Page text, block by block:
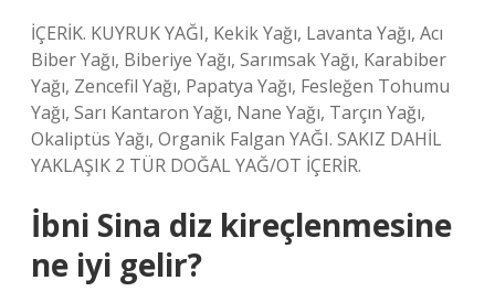
İÇERİK. KUYRUK YAĞI, Kekik Yağı, Lavanta Yağı, Acı
Biber Yağı, Biberiye Yağı, Sarımsak Yağı, Karabiber
Yağı, Zencefil Yağı, Papatya Yağı, Fesleğen Tohumu
Yağı, Sarı Kantaron Yağı, Nane Yağı, Tarçın Yağı,
Okaliptüs Yağı, Organik Falgan YAĞI. SAKIZ DAHİL
YAKLAŞIK 2 TÜR DOĞAL YAĞ/OT İÇERİR.
İbni Sina diz kireçlenmesine
ne iyi gelir?